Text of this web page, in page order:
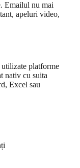
Emailul nu mai
apeluri video,
utilizate platforme
nativ cu suita
Excel sau